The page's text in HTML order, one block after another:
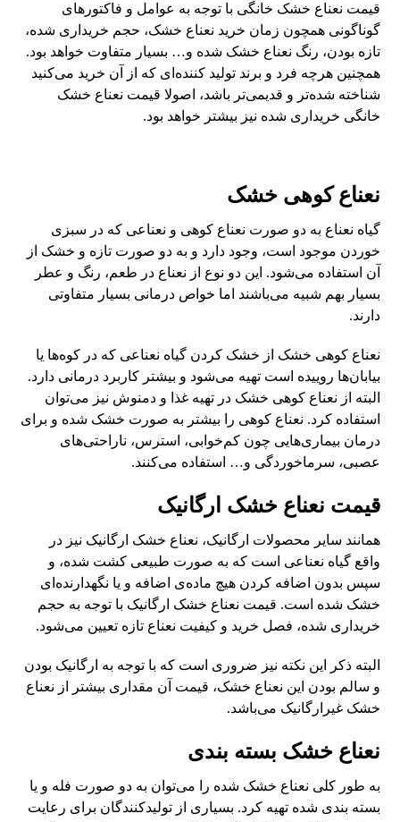
قیمت نعناع خشک خانگی با توجه به عوامل و فاکتورهای
گوناگونی همچون زمان خرید نعناع خشک، حجم خریداری شده،
تازه بودن، رنگ نعناع خشک شده و… بسیار متفاوت خواهد بود.
همچنین هرچه فرد و برند تولید کننده‌ای که از آن خرید می‌کنید
شناخته شده‌تر و قدیمی‌تر باشد، اصولا قیمت نعناع خشک
خانگی خریداری شده نیز بیشتر خواهد بود.
نعناع کوهی خشک
گیاه نعناع به دو صورت نعناع کوهی و نعناعی که در سبزی
خوردن موجود است، وجود دارد و به دو صورت تازه و خشک از
آن استفاده می‌شود. این دو نوع از نعناع در طعم، رنگ و عطر
بسیار بهم شبیه می‌باشند اما خواص درمانی بسیار متفاوتی
دارند.
نعناع کوهی خشک از خشک کردن گیاه نعناعی که در کوه‌ها یا
بیابان‌ها روییده است تهیه می‌شود و بیشتر کاربرد درمانی دارد.
البته از نعناع کوهی خشک در تهیه غذا و دمنوش نیز می‌توان
استفاده کرد. نعناع کوهی را بیشتر به صورت خشک شده و برای
درمان بیماری‌هایی چون کم‌خوابی، استرس، ناراحتی‌های
عصبی، سرماخوردگی و… استفاده می‌کنند.
قیمت نعناع خشک ارگانیک
همانند سایر محصولات ارگانیک، نعناع خشک ارگانیک نیز در
واقع گیاه نعناعی است که به صورت طبیعی کشت شده، و
سپس بدون اضافه کردن هیچ ماده‌ی اضافه و یا نگهدارنده‌ای
خشک شده است. قیمت نعناع خشک ارگانیک با توجه به حجم
خریداری شده، فصل خرید و کیفیت نعناع تازه تعیین می‌شود.
البته ذکر این نکته نیز ضروری است که با توجه به ارگانیک بودن
و سالم بودن این نعناع خشک، قیمت آن مقداری بیشتر از نعناع
خشک غیرارگانیک می‌باشد.
نعناع خشک بسته بندی
به طور کلی نعناع خشک شده را می‌توان به دو صورت فله و یا
بسته بندی شده تهیه کرد. بسیاری از تولیدکنندگان برای رعایت